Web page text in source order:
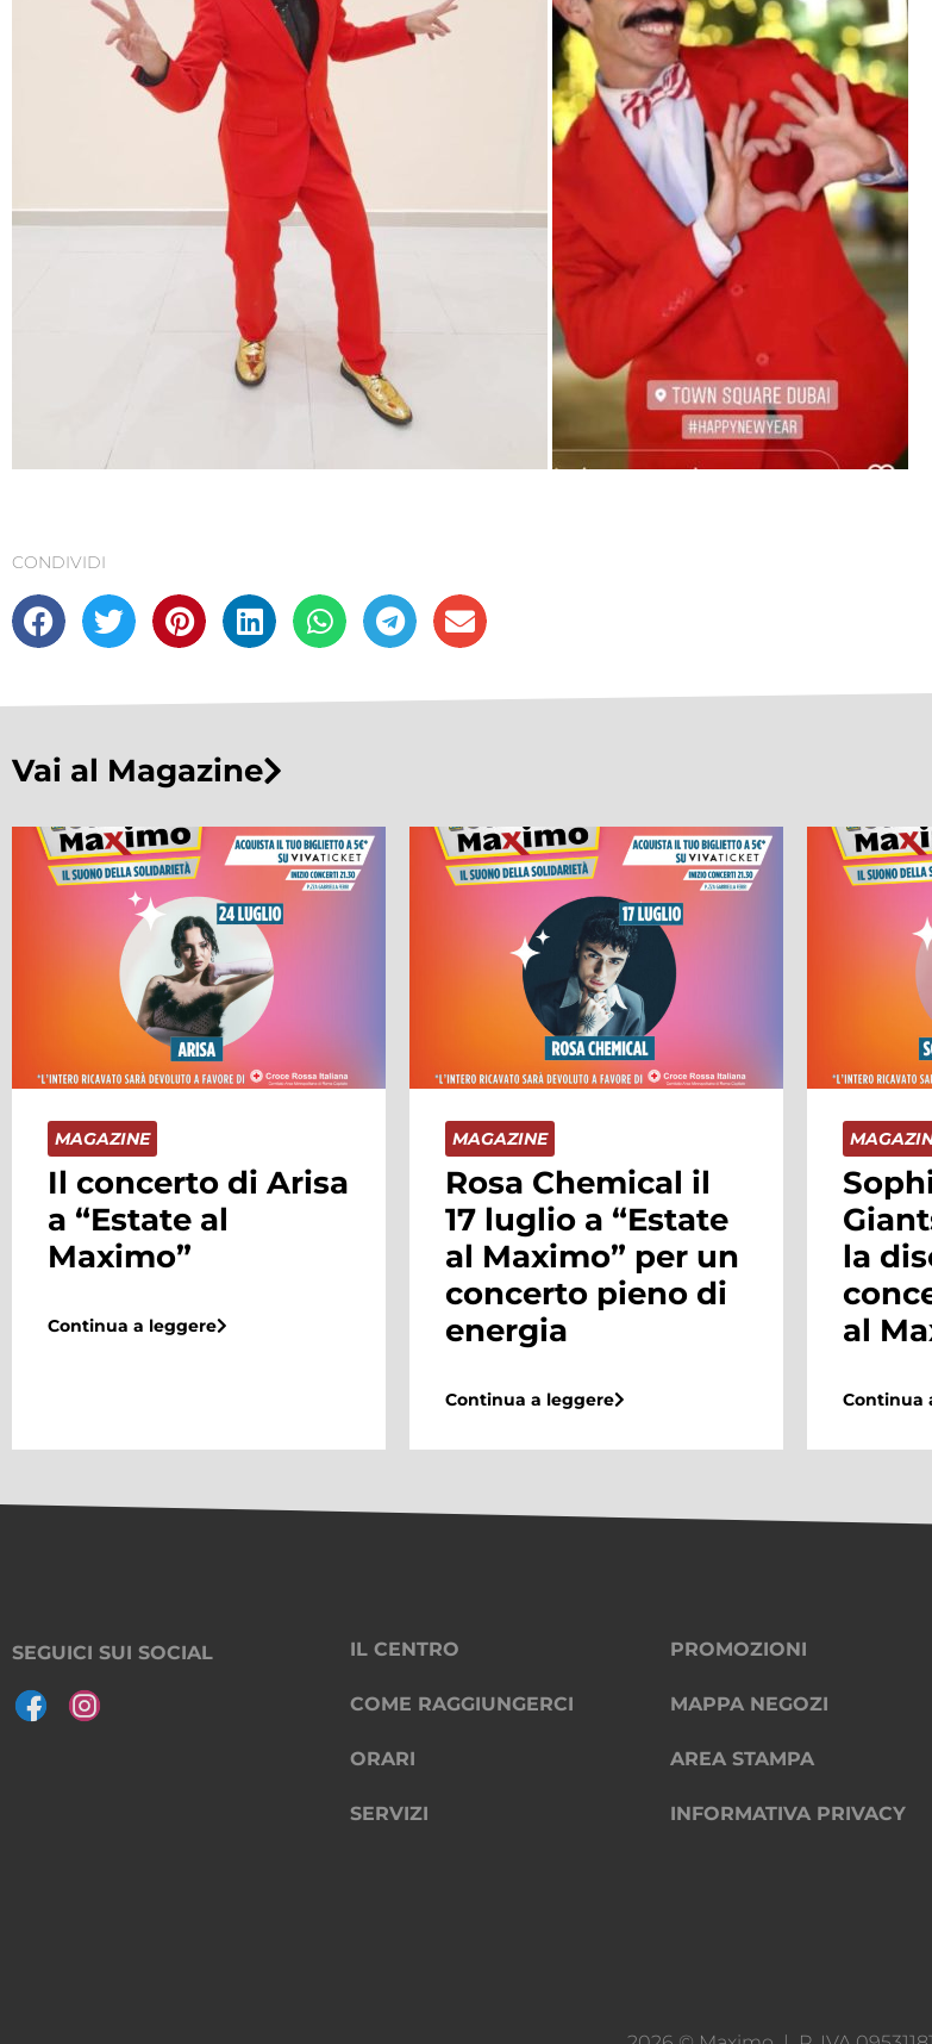
CONDIVIDI
Vai al Magazine
MAGAZINE
Rosa Chemical il
17 luglio a “Estate
al Maximo” per un
energia
MAGAZINE
Sophie and the
Giants aprono con
la disco dance i
concerti di “Estate
al Maximo 2024”
Continua a leggere
È
P/E!
SEGUICI SUI SOCIAL IL CENTRO
COME RAGGIUNGERCI
ORARI
SERVIZI
PROMOZIONI
MAPPA NEGOZI
AREA STAMPA
INFORMATIVA PRIVACY